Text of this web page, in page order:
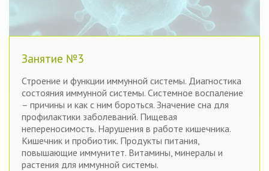
Занятие №3
Строение и функции иммунной системы. Диагностика
состояния иммунной системы. Системное воспаление
– причины и как с ним бороться. Значение сна для
профилактики заболеваний. Пищевая
непереносимость. Нарушения в работе кишечника.
Кишечник и пробиотик. Продукты питания,
повышающие иммунитет. Витамины, минералы и
растения для иммунной системы.